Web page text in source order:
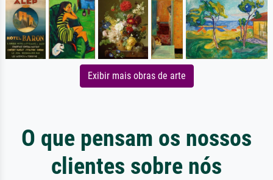
Exibir mais obras de arte
O que pensam os nossos
clientes sobre nós